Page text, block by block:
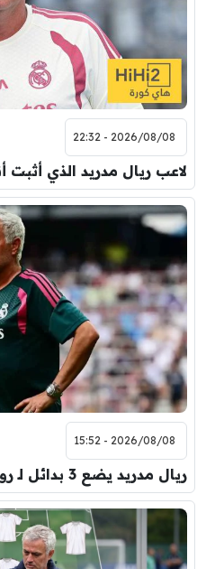
2026/08/08 - 22:32
لاعب ريال مدريد الذي
2026/08/08 - 15:52
ريال مدريد يضع 3 بدائل لـ رودري أمام مورينيو